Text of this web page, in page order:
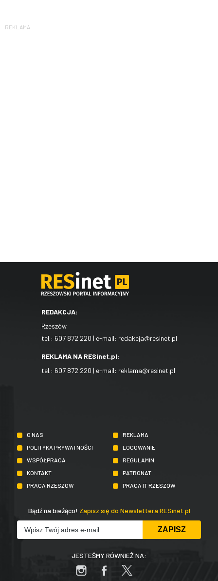
REKLAMA
REDAKCJA:
Rzeszów
tel.: 607 872 220 | e-mail: redakcja@resinet.pl
REKLAMA NA RESinet.pl:
tel.: 607 872 220 | e-mail: reklama@resinet.pl
O NAS
REKLAMA
POLITYKA PRYWATNOŚCI
LOGOWANIE
WSPÓŁPRACA
REGULAMIN
KONTAKT
PATRONAT
PRACA RZESZÓW
PRACA IT RZESZÓW
Bądź na bieżąco! Zapisz się do Newslettera RESinet.pl
JESTEŚMY RÓWNIEŻ NA: